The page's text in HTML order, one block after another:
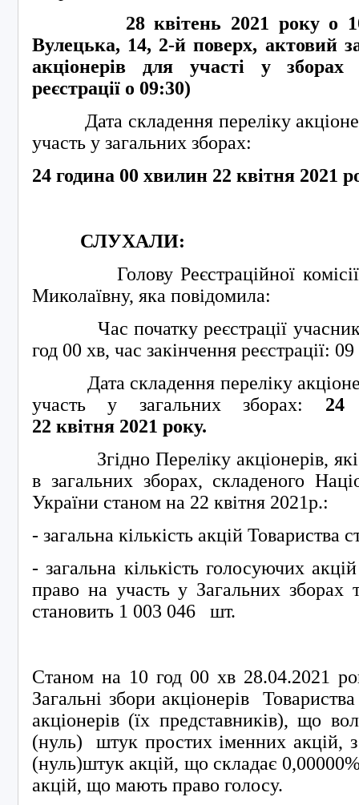
28квітень 2021 року о
Вулецька, 14, 2-й поверх, актовий
акціонерів для участі у
реєстрації о 09:30)
Дата складення переліку
участь у загальних зборах:
24 година 00 хвилин 22 квітня 2021
СЛУХАЛИ:
Голову Реєстраційної комісії
Миколаївну, яка повідомила:
Час початку реєстрації
год 00 хв, час закінчення реєстрації:
Дата складення переліку
участь у загальних зборах: 24
22 квітня 2021 року.
Згідно Переліку акціонерів, які
в загальних зборах, складеного
України станом на 22 квітня 2021р.:
- загальна кількість акцій Товариства
- загальна кількість голосуючих
право на участь у Загальних зборах
становить 1 003 046 шт.
Станом на 10 год 00 хв 28.04.2021
Загальні збори акціонерів
акціонерів (їх представників), що
(нуль) штук простих іменних акцій,
(нуль)штук акцій, що складає 0,00000%
акцій, що мають право голосу.